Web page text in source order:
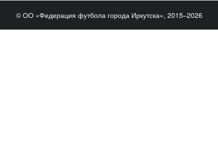
© ОО «Федерация футбола города Иркутска», 2015–2026